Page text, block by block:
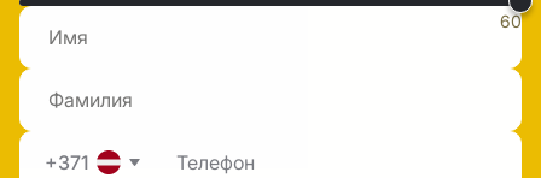
60
+371